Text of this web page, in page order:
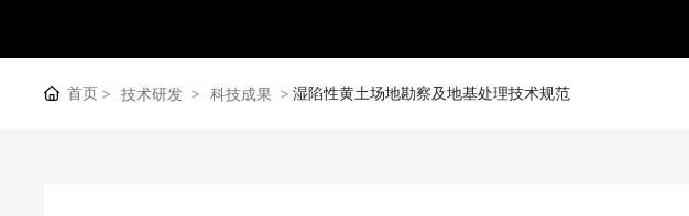
首页 技术研发 科技成果 湿陷性黄土场地勘察及地基处理技术规范